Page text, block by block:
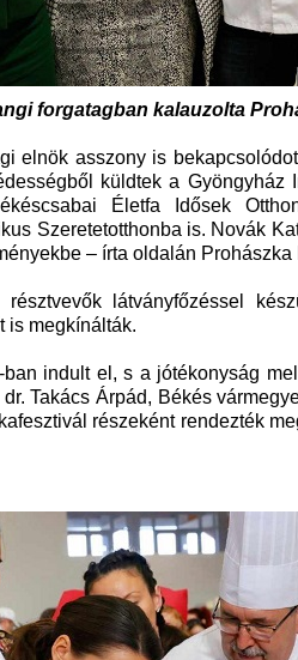
forgatagban kalauzolta
elnök asszony is
küldtek a
Életfa Idősek
Szeretetotthonba is. Novák
– írta oldalán Prohászka
látványfőzéssel
is megkínálták.
indult el, s a jótékonyság
Takács Árpád, Békés
részeként rendezték